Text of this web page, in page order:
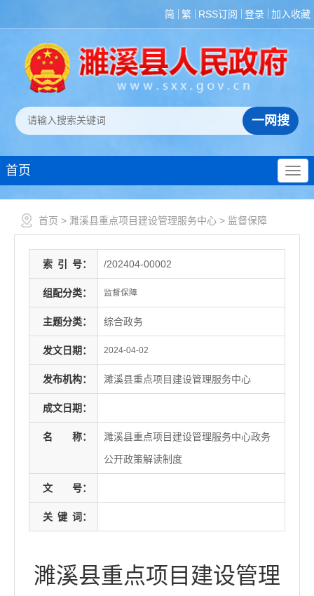
简 繁 RSS订阅 登录 加入收藏
首页
首页 > 濉溪县重点项目建设管理服务中心 > 监督保障
索 引 号： /202404-00002
组配分类： 监督保障
主题分类： 综合政务
发文日期： 2024-04-02
发布机构： 濉溪县重点项目建设管理服务中心
成文日期：
名 称：
濉溪县重点项目建设管理服务中心政务
公开政策解读制度
文 号：
关 键 词：
濉溪县重点项目建设管理